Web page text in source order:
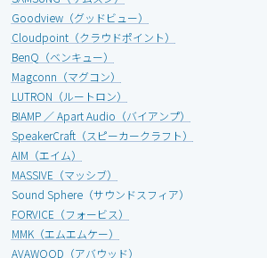
Goodview（グッドビュー）
Cloudpoint（クラウドポイント）
BenQ（ベンキュー）
Magconn（マグコン）
LUTRON（ルートロン）
BIAMP ／ Apart Audio（バイアンプ）
SpeakerCraft（スピーカークラフト）
AIM（エイム）
MASSIVE（マッシブ）
Sound Sphere（サウンドスフィア）
FORVICE（フォービス）
MMK（エムエムケー）
AVAWOOD（アバウッド）